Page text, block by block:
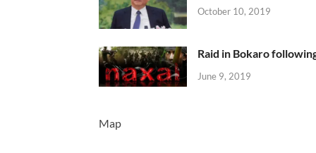
October 10, 2019
Raid in Bokaro
June 9, 2019
Map